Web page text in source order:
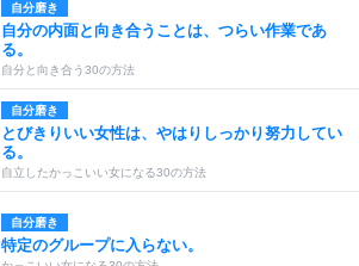
自分磨き
自分の内面と向き合うことは、つらい作業であ
る。
自分と向き合う30の方法
自分磨き
とびきりいい女性は、やはりしっかり努力してい
る。
自立したかっこいい女になる30の方法
自分磨き
特定のグループに入らない。